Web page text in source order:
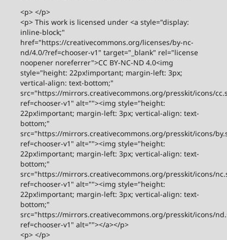
<p> </p>
<p> This work is licensed under <a style="display:
inline-block;"
href="https://creativecommons.org/licenses/by-nc-
nd/4.0/?ref=chooser-v1" target="_blank" rel="license
noopener noreferrer">CC BY-NC-ND 4.0<img
style="height: 22px!important; margin-left: 3px;
vertical-align: text-bottom;"
src="https://mirrors.creativecommons.org/presskit/icons/
ref=chooser-v1" alt=""><img style="height:
22px!important; margin-left: 3px; vertical-align: text-
bottom;"
src="https://mirrors.creativecommons.org/presskit/icons/
ref=chooser-v1" alt=""><img style="height:
22px!important; margin-left: 3px; vertical-align: text-
bottom;"
src="https://mirrors.creativecommons.org/presskit/icons/
ref=chooser-v1" alt=""><img style="height:
22px!important; margin-left: 3px; vertical-align: text-
bottom;"
src="https://mirrors.creativecommons.org/presskit/icons/
ref=chooser-v1" alt=""></a></p>
<p> </p>